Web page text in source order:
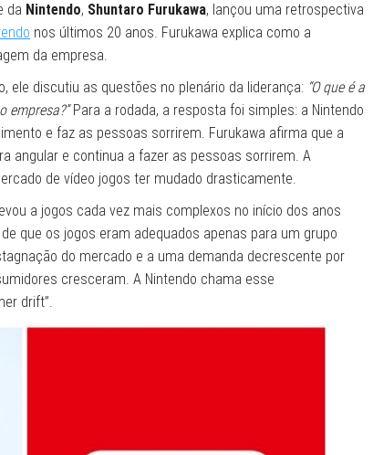
da Nintendo, Shuntaro Furukawa, lançou uma retrospectiva
nos últimos 20 anos. Furukawa explica como a
da empresa.
ele discutiu as questões no plenário da liderança: “O que é a
empresa?”Para a rodada, a resposta foi simples: a Nintendo
e faz as pessoas sorrirem. Furukawa afirma que a
angular e continua a fazer as pessoas sorrirem. A
de vídeo jogos ter mudado drasticamente.
a jogos cada vez mais complexos no início dos anos
que os jogos eram adequados apenas para um grupo
do mercado e a uma demanda decrescente por
cresceram. A Nintendo chama esse
drift”.